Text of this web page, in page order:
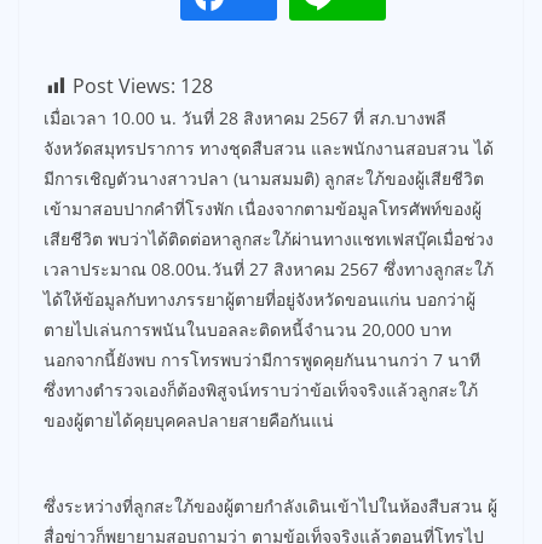
Post Views: 128
เมื่อเวลา 10.00 น. วันที่ 28 สิงหาคม 2567 ที่ สภ.บางพลี
จังหวัดสมุทรปราการ ทางชุดสืบสวน และพนักงานสอบสวน ได้
มีการเชิญตัวนางสาวปลา (นามสมมติ) ลูกสะใภ้ของผู้เสียชีวิต
เข้ามาสอบปากคำที่โรงพัก เนื่องจากตามข้อมูลโทรศัพท์ของผู้
เสียชีวิต พบว่าได้ติดต่อหาลูกสะใภ้ผ่านทางแชทเฟสบุ๊คเมื่อช่วง
เวลาประมาณ 08.00น.วันที่ 27 สิงหาคม 2567 ซึ่งทางลูกสะใภ้
ได้ให้ข้อมูลกับทางภรรยาผู้ตายที่อยู่จังหวัดขอนแก่น บอกว่าผู้
ตายไปเล่นการพนันในบอลละติดหนี้จำนวน 20,000 บาท
นอกจากนี้ยังพบ การโทรพบว่ามีการพูดคุยกันนานกว่า 7 นาที
ซึ่งทางตำรวจเองก็ต้องพิสูจน์ทราบว่าข้อเท็จจริงแล้วลูกสะใภ้
ของผู้ตายได้คุยบุคคลปลายสายคือกันแน่
ซึ่งระหว่างที่ลูกสะใภ้ของผู้ตายกำลังเดินเข้าไปในห้องสืบสวน ผู้
สื่อข่าวก็พยายามสอบถามว่า ตามข้อเท็จจริงแล้วตอนที่โทรไป